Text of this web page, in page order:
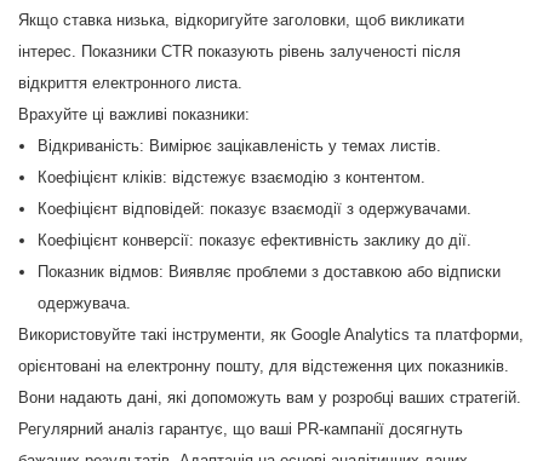
Якщо ставка низька, відкоригуйте заголовки, щоб викликати
інтерес. Показники CTR показують рівень залученості після
відкриття електронного листа.
Врахуйте ці важливі показники:
Відкриваність: Вимірює зацікавленість у темах листів.
Коефіцієнт кліків: відстежує взаємодію з контентом.
Коефіцієнт відповідей: показує взаємодії з одержувачами.
Коефіцієнт конверсії: показує ефективність заклику до дії.
Показник відмов: Виявляє проблеми з доставкою або відписки
одержувача.
Використовуйте такі інструменти, як Google Analytics та платформи,
орієнтовані на електронну пошту, для відстеження цих показників.
Вони надають дані, які допоможуть вам у розробці ваших стратегій.
Регулярний аналіз гарантує, що ваші PR-кампанії досягнуть